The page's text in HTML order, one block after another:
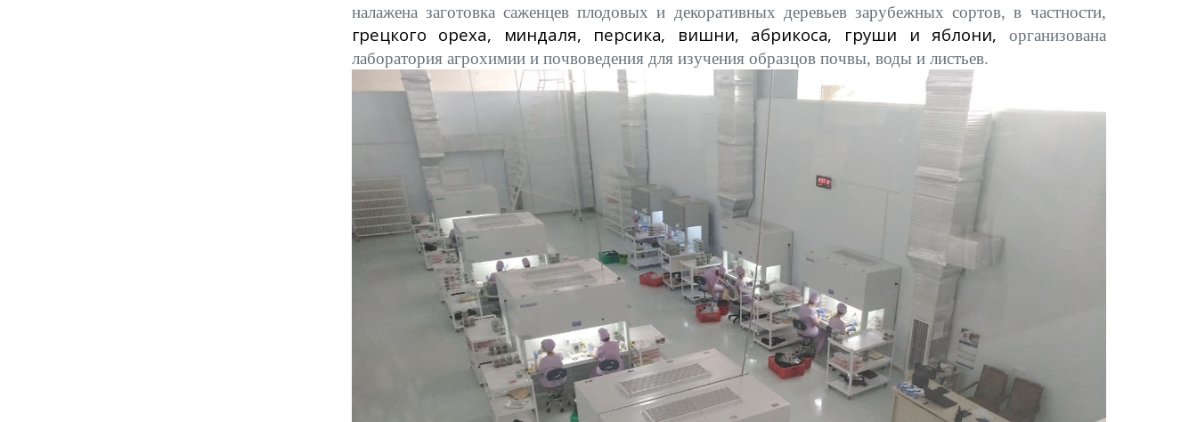
налажена заготовка саженцев плодовых и декоративных деревьев зарубежных сортов, в частности,
грецкого ореха, миндаля, персика, вишни, абрикоса, груши и яблони, организована
лаборатория агрохимии и почвоведения для изучения образцов почвы, воды и листьев.